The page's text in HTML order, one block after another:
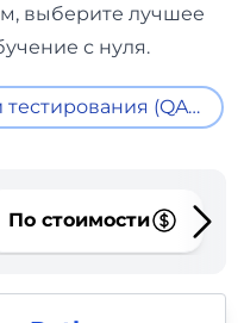
выберите лучшее
с нуля.
(QA
По стоимости